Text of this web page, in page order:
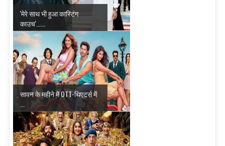
'मेरे साथ भी हुआ कास्टिंग
काउच'......
सावन के महीने में OTT-थिएटर्स में